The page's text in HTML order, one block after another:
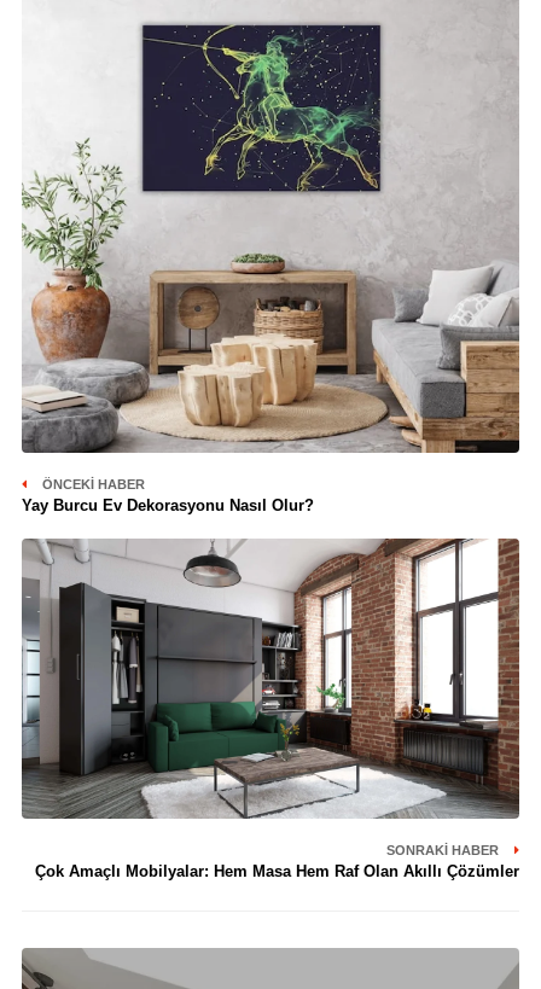
ÖNCEKI HABER
Yay Burcu Ev Dekorasyonu Nasıl Olur?
SONRAKI HABER
Çok Amaçlı Mobilyalar: Hem Masa Hem Raf Olan Akıllı Çözümler